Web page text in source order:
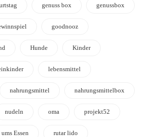
genuss box genussbox
goodnooz
Hunde Kinder
lebensmittel
nahrungsmittel nahrungsmittelbox
nudeln oma projekt52
Essen rutar lido